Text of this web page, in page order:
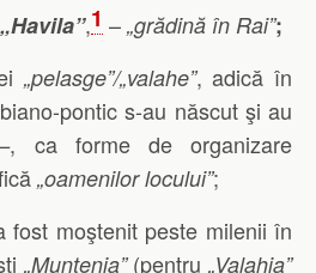
„Havila”,1 – „grădină în Rai”;
„pelasge”/„valahe”, adică în
pontic s-au născut şi au
, ca forme de organizare
„oamenilor locului”;
moştenit peste milenii în
„Muntenia” (pentru „Valahia”